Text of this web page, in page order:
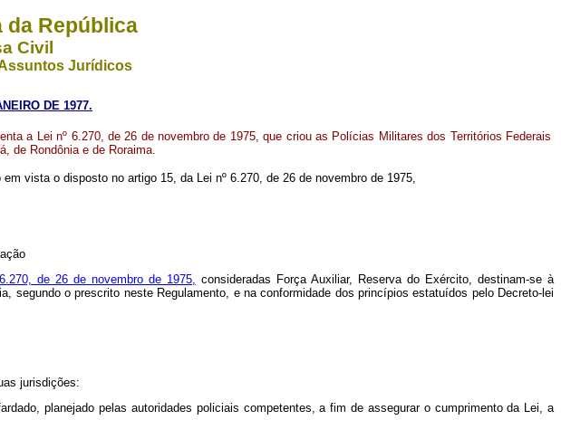
da República
Civil
Jurídicos
DE 1977.
a Lei nº 6.270, de 26 de novembro de 1975, que criou as Polícias Militares dos Territórios Federais
de Rondônia e de Roraima.
vista o disposto no artigo 15, da Lei nº 6.270, de 26 de novembro de 1975,
de 26 de novembro de 1975, consideradas Força Auxiliar, Reserva do Exército, destinam-se à
segundo o prescrito neste Regulamento, e na conformidade dos princípios estatuídos pelo Decreto-lei
jurisdições:
planejado pelas autoridades policiais competentes, a fim de assegurar o cumprimento da Lei, a